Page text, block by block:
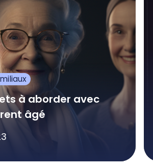
à aborder avec
âgé